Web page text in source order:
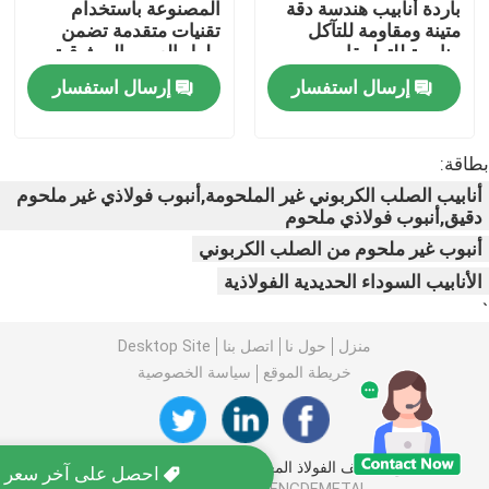
لفائف الصلب PPGI
مخزون لفائف الفولاذ المقاوم للصدأ
حزمة H من الفولاذ الكربوني
ورقة كومة الصلب
قضيب الفولاذ المعزز
شريط زاوية من الصلب الكربوني
باردة أنابيب هندسة دقة
متينة ومقاومة للتآكل
مناسبة للتطبيقات
الميكانيكية
إرسال استفسار
المصنوعة باستخدام
تقنيات متقدمة تضمن
طول العمر والموثوقية
في البيئات القاسية
إرسال استفسار
بطاقة:
أنابيب الصلب الكربوني غير الملحومة,أنبوب فولاذي غير ملحوم
دقيق,أنبوب فولاذي ملحوم
أنبوب غير ملحوم من الصلب الكربوني
الأنابيب السوداء الحديدية الفولاذية
احصل على آخر سعر
`
منزل حول نا اتصل بنا
Desktop Site
خريطة الموقع
سياسة الخصوصية
جودةلفائف الفولاذ المغلف
مصنع الصين.Copyright ©